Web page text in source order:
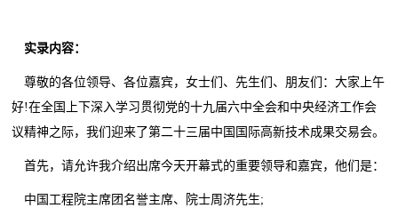
实录内容：
尊敬的各位领导、各位嘉宾，女士们、先生们、朋友们：大家上午
好!在全国上下深入学习贯彻党的十九届六中全会和中央经济工作会
议精神之际，我们迎来了第二十三届中国国际高新技术成果交易会。
首先，请允许我介绍出席今天开幕式的重要领导和嘉宾，他们是：
中国工程院主席团名誉主席、院士周济先生;